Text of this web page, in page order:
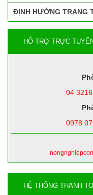
ĐỊNH HƯỚNG TRANG
HỖ TRỢ TRỰC
04
0978
HỆ THỐNG THANH